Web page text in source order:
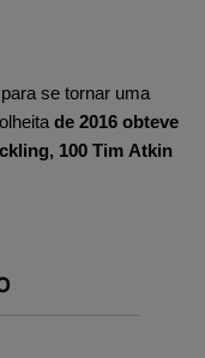
se tornar uma
de 2016 obteve
100 Tim Atkin